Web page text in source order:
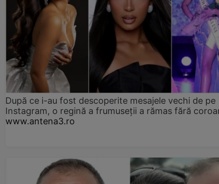
După ce i-au fost descoperite mesajele vechi de pe
Instagram, o regină a frumuseții a rămas fără
www.antena3.ro